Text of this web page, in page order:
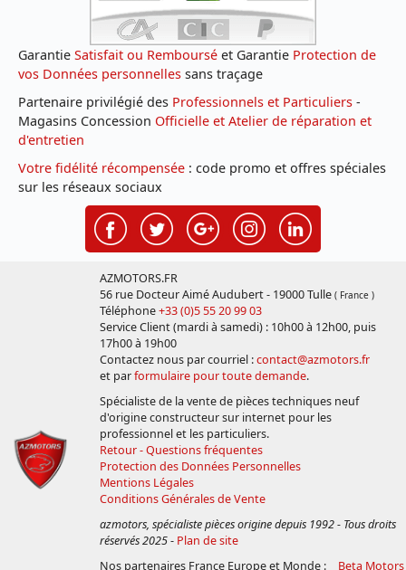
Garantie Satisfait ou Remboursé et Garantie Protection de
vos Données personnelles sans traçage
Partenaire privilégié des Professionnels et Particuliers -
Magasins Concession Officielle et Atelier de réparation et
d'entretien
Votre fidélité récompensée : code promo et offres spéciales
sur les réseaux sociaux
AZMOTORS.FR
56 rue Docteur Aimé Audubert - 19000 Tulle ( France )
Téléphone+33 (0)5 55 20 99 03
Service Client (mardi à samedi) : 10h00 à 12h00, puis
17h00 à 19h00
Contactez nous par courriel :contact@azmotors.fr
et parformulaire pour toute demande.
Spécialiste de la vente de pièces techniques neuf
d'origine constructeur sur internet pour les
professionnel et les particuliers.
Retour - Questions fréquentes
Protection des Données Personnelles
Mentions Légales
Conditions Générales de Vente
azmotors, spécialiste pièces origine depuis 1992 - Tous droits
réservés 2025- Plan de site
Nos partenaires France Europe et Monde :
Beta Motors